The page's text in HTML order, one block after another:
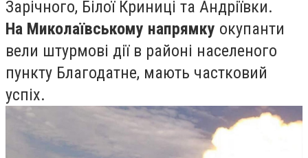
Зарічного, Білої Криниці та Андріївки.
На Миколаївському напрямку окупанти
вели штурмові дії в районі населеного
пункту Благодатне, мають частковий
успіх.